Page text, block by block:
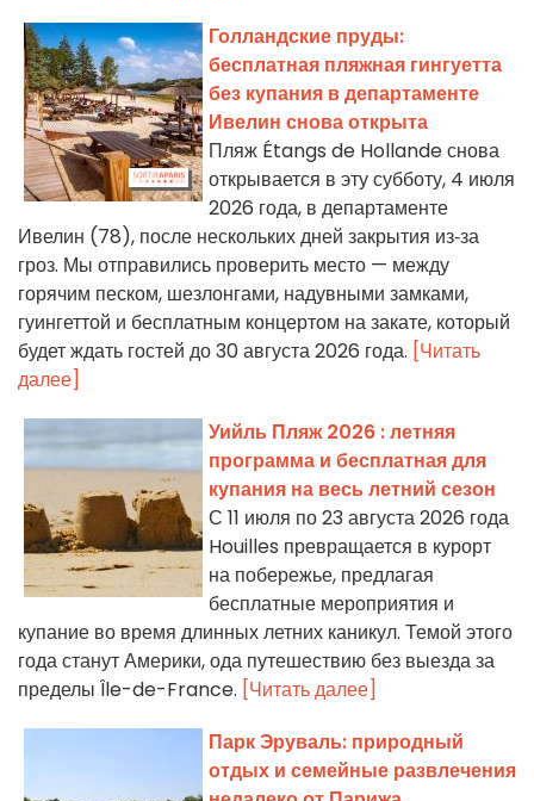
Голландские пруды:
бесплатная пляжная гингуетта
без купания в департаменте
Ивелин снова открыта
Пляж Étangs de Hollande снова
открывается в эту субботу, 4 июля
2026 года, в департаменте
Ивелин (78), после нескольких дней закрытия из‑за
гроз. Мы отправились проверить место — между
горячим песком, шезлонгами, надувными замками,
гуингеттой и бесплатным концертом на закате, который
будет ждать гостей до 30 августа 2026 года. [Читать
далее]
Уийль Пляж 2026 : летняя
программа и бесплатная для
купания на весь летний сезон
С 11 июля по 23 августа 2026 года
Houilles превращается в курорт
на побережье, предлагая
бесплатные мероприятия и
купание во время длинных летних каникул. Темой этого
года станут Америки, ода путешествию без выезда за
пределы Île-de-France. [Читать далее]
Парк Эруваль: природный
отдых и семейные развлечения